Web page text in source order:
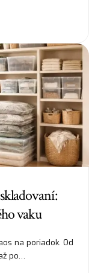
vaku
na poriadok. Od
po…